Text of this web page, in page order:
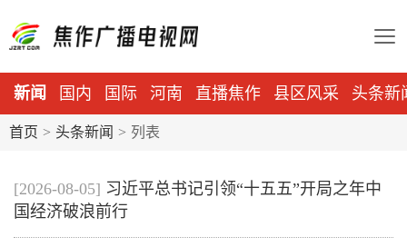
新闻 国内 国际 河南 直播焦作 县区风采 头条新
首页 > 头条新闻 > 列表
[2026-08-05] 习近平总书记引领“十五五”开局之年中
国经济破浪前行